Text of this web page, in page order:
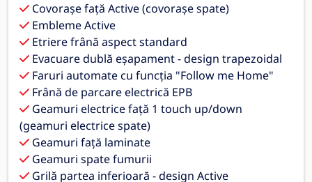
Covorașe față Active (covorașe spate)
Embleme Active
Etriere frână aspect standard
Evacuare dublă eșapament - design trapezoidal
Faruri automate cu funcția "Follow me Home"
Frână de parcare electrică EPB
Geamuri electrice față 1 touch up/down
(geamuri electrice spate)
Geamuri față laminate
Geamuri spate fumurii
Grilă partea inferioară - design Active